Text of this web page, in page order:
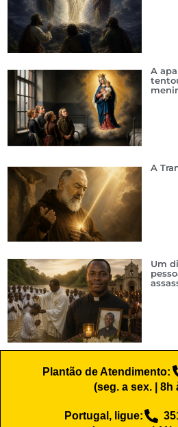
A
A
Um
Plantão de Atendimento:
(seg. a sex. | 8h
Portugal, ligue: